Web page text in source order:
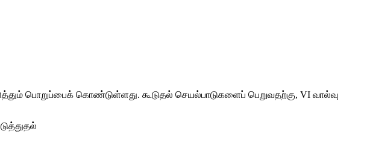
பொறுப்பைக் கொண்டுள்ளது. கூடுதல் செயல்பாடுகளைப் பெறுவதற்கு, VI வால்வு